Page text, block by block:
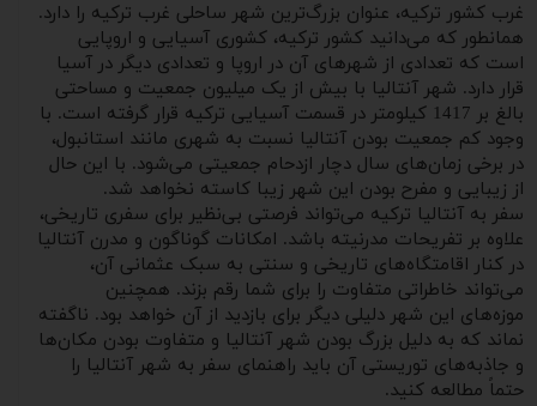
غرب کشور ترکیه، عنوان بزرگ‌ترین شهر ساحلی غرب ترکیه را دارد.
همانطور که می‌دانید کشور ترکیه، کشوری آسیایی و اروپایی
است که تعدادی از شهرهای آن در اروپا و تعدادی دیگر در آسیا
قرار دارد. شهر آنتالیا با بیش از یک میلیون جمعیت و مساحتی
بالغ بر 1417 کیلومتر در قسمت آسیایی ترکیه قرار گرفته است. با
وجود کم جمعیت بودن آنتالیا نسبت به شهری مانند استانبول،
در برخی زمان‌های سال دچار ازدحام جمعیتی می‌شود. با این حال
از زیبایی و مفرح بودن این شهر زیبا کاسته نخواهد شد.
سفر به آنتالیا ترکیه می‌تواند فرصتی بی‌نظیر برای سفری تاریخی،
علاوه بر تفریحات مدرنیته باشد. امکانات گوناگون و مدرن آنتالیا
در کنار اقامتگاه‌های تاریخی و سنتی به سبک عثمانی آن،
می‌تواند خاطراتی متفاوت را برای شما رقم بزند. همچنین
موزه‌های این شهر دلیلی دیگر برای بازدید از آن خواهد بود. ناگفته
نماند که به دلیل بزرگ بودن شهر آنتالیا و متفاوت بودن مکان‌ها
و جاذبه‌های توریستی آن باید راهنمای سفر به شهر آنتالیا را
حتماً مطالعه کنید.